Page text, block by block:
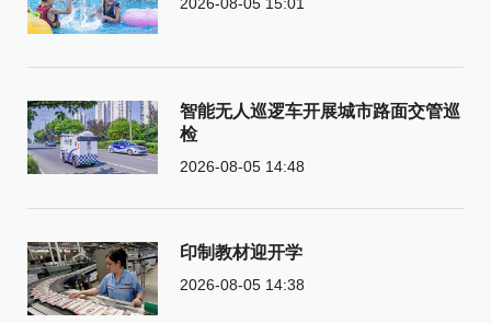
智能无人巡逻车开展城市路面交管巡
检
2026-08-05 14:48
印制教材迎开学
2026-08-05 14:38